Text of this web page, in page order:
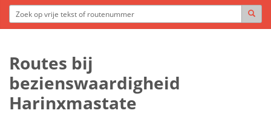
Routes bij
bezienswaardigheid
Harinxmastate